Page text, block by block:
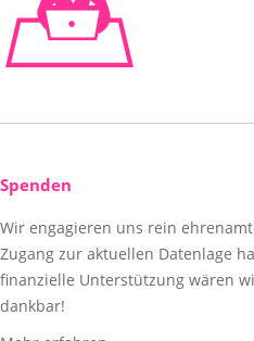
Spenden
Wir engagieren uns rein
Zugang zur aktuellen Datenlage
finanzielle Unterstützung wären
dankbar!